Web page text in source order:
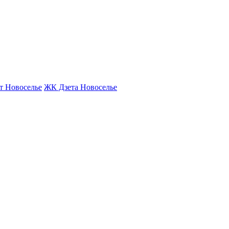
Новоселье ЖК Дзета Новоселье